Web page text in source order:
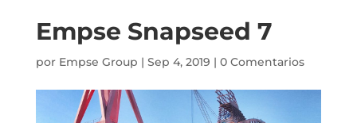
Empse Snapseed 7
por Empse Group | Sep 4, 2019 | 0 Comentarios